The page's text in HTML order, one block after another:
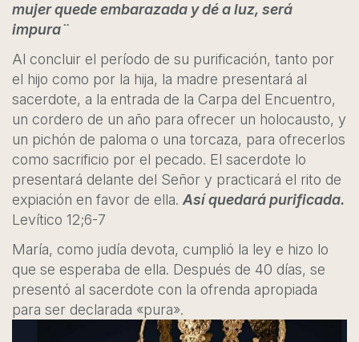
mujer quede embarazada y dé a luz, será
impura¨
Al concluir el período de su purificación, tanto por
el hijo como por la hija, la madre presentará al
sacerdote, a la entrada de la Carpa del Encuentro,
un cordero de un año para ofrecer un holocausto, y
un pichón de paloma o una torcaza, para ofrecerlos
como sacrificio por el pecado. El sacerdote lo
presentará delante del Señor y practicará el rito de
expiación en favor de ella. Así quedará purificada.
Levítico 12;6-7
María, como judía devota, cumplió la ley e hizo lo
que se esperaba de ella. Después de 40 días, se
presentó al sacerdote con la ofrenda apropiada
para ser declarada «pura».